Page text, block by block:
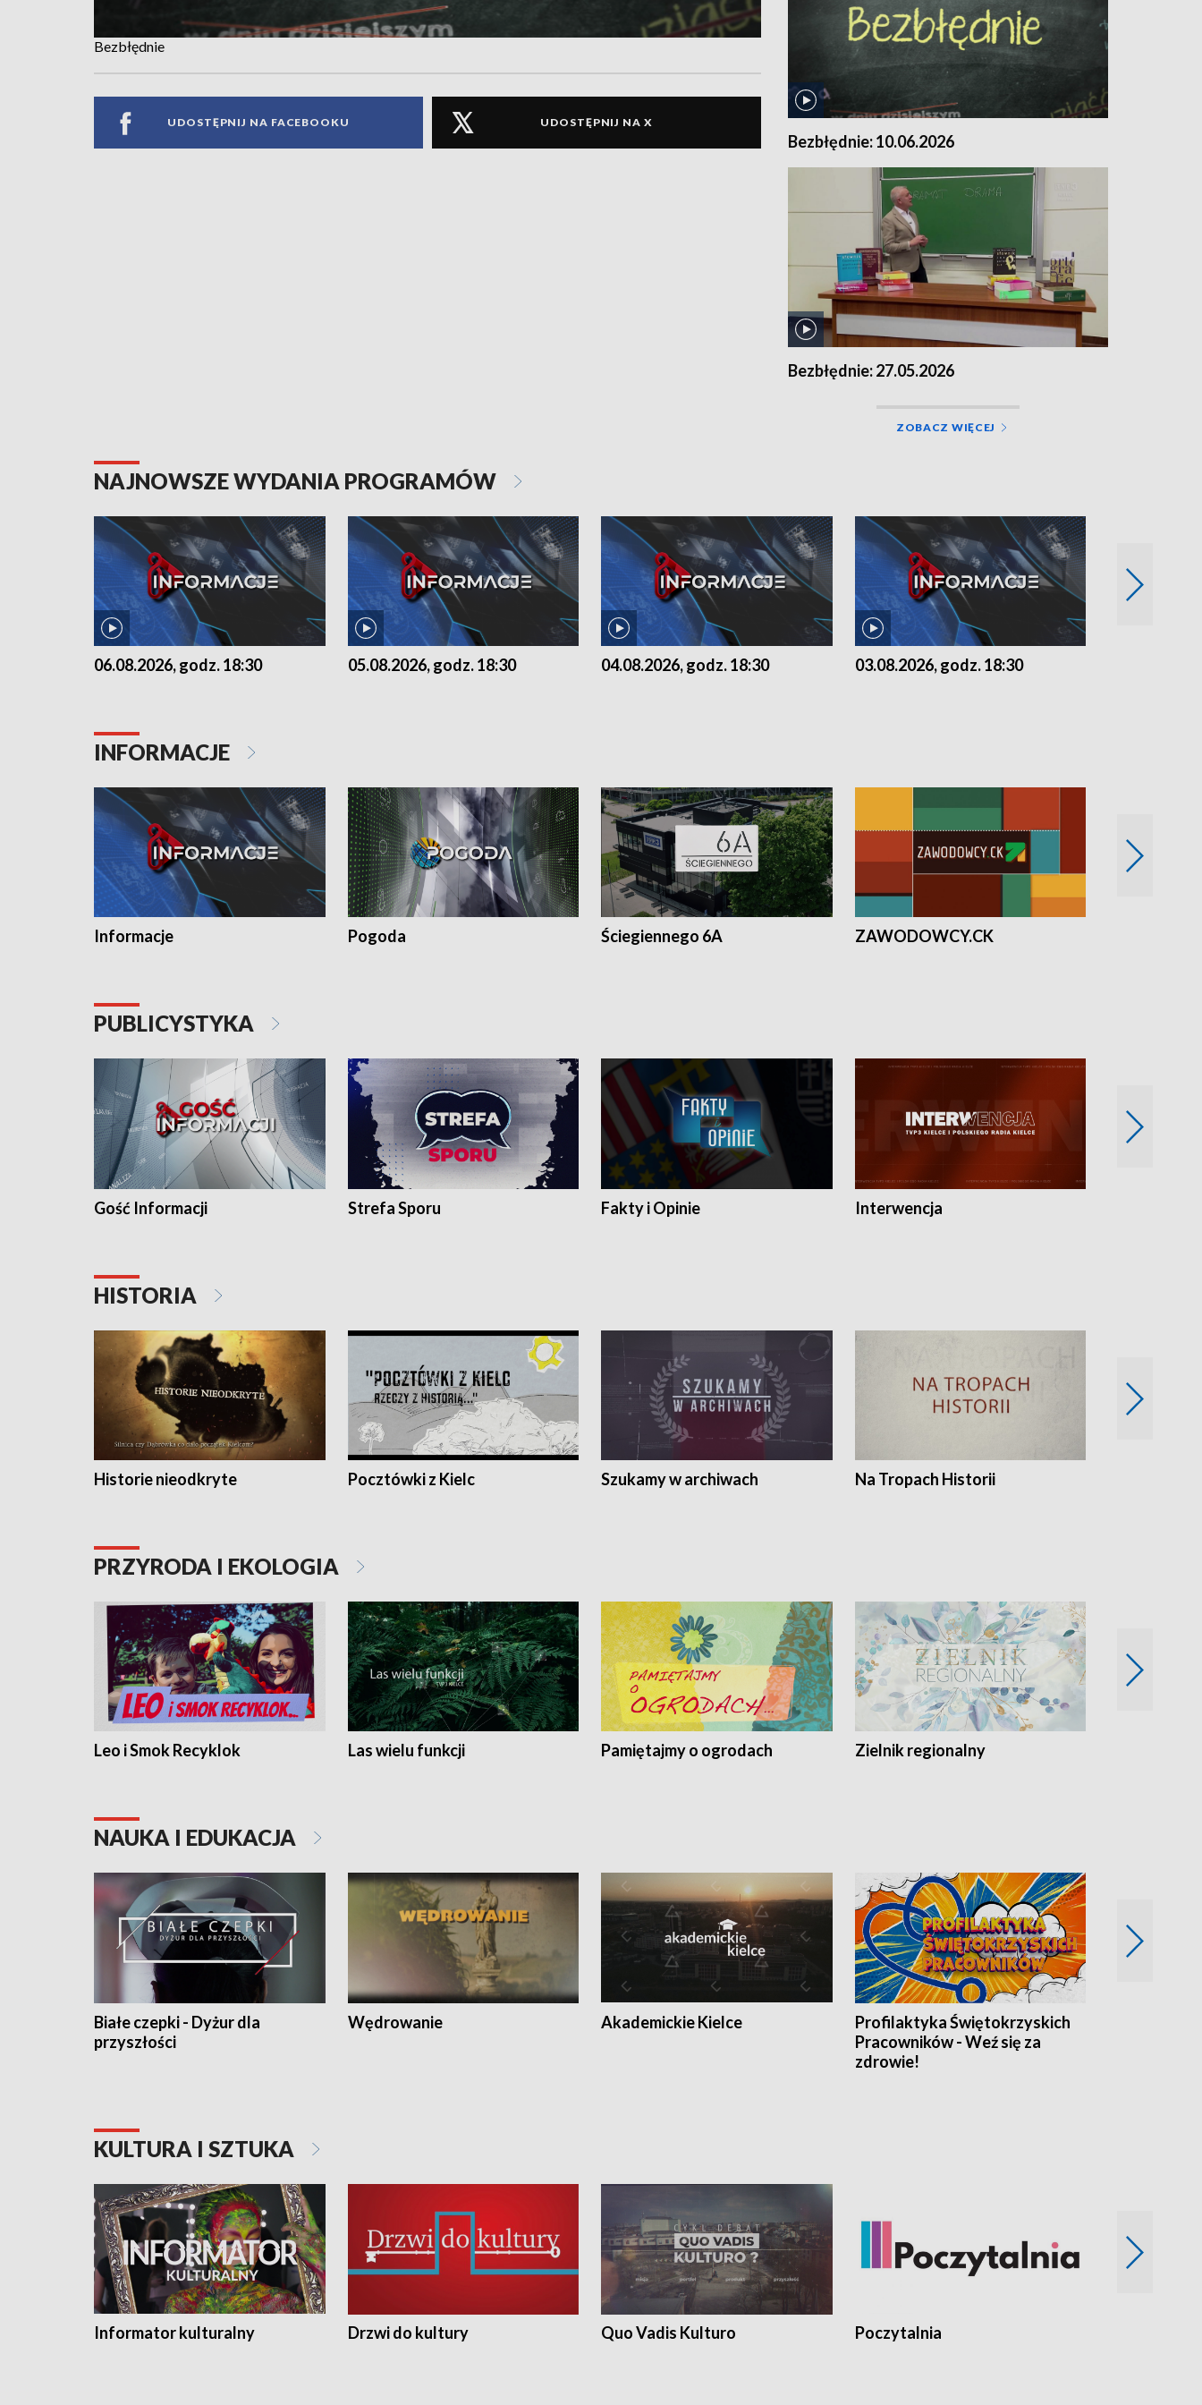
Bezbłędnie
UDOSTĘPNIJ NA FACEBOOKU UDOSTĘPNIJ NA X
Bezbłędnie: 10.06.2026
Bezbłędnie: 27.05.2026
ZOBACZ WIĘCEJ
NAJNOWSZE WYDANIA PROGRAMÓW
06.08.2026, godz. 18:30 05.08.2026, godz. 18:30 04.08.2026, godz. 18:30 03.08.2026, godz. 18:30
INFORMACJE
Informacje Pogoda Ściegiennego 6A ZAWODOWCY.CK
PUBLICYSTYKA
Gość Informacji Strefa Sporu Fakty i Opinie Interwencja
HISTORIA
Historie nieodkryte Pocztówki z Kielc Szukamy w archiwach Na Tropach Historii
PRZYRODA I EKOLOGIA
Leo i Smok Recyklok Las wielu funkcji Pamiętajmy o ogrodach Zielnik regionalny
NAUKA I EDUKACJA
Białe czepki - Dyżur dla
przyszłości
Wędrowanie Akademickie Kielce
Profilaktyka Świętokrzyskich
Pracowników - Weź się za
zdrowie!
KULTURA I SZTUKA
Informator kulturalny Drzwi do kultury Quo Vadis Kulturo Poczytalnia